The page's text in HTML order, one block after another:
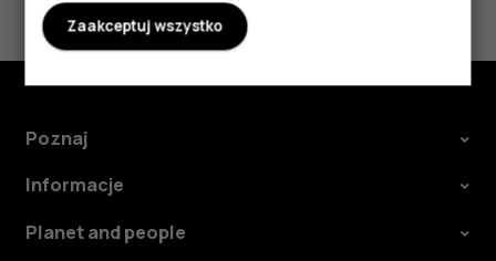
Tak Nie
Poznaj
Informacje
Planet and people
Zaakceptuj wszystko